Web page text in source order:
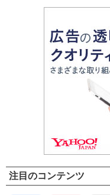
注目のコンテンツ